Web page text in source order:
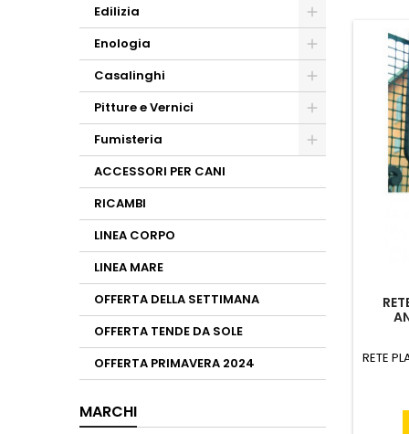
Edilizia
Enologia
Casalinghi
Pitture e Vernici
Fumisteria
ACCESSORI PER CANI
RICAMBI
LINEA CORPO
LINEA MARE
OFFERTA DELLA SETTIMANA
OFFERTA TENDE DA SOLE
OFFERTA PRIMAVERA 2024
MARCHI
RETE